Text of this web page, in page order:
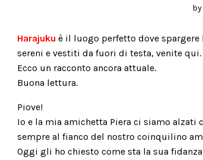
by
Harajuku è il luogo perfetto dove
sereni e vestiti da fuori di testa, venite qui.
Ecco un racconto ancora attuale.
Buona lettura.
Piove!
Io e la mia amichetta Piera ci siamo
sempre al fianco del nostro coinquilino
Oggi gli ho chiesto come sta la sua